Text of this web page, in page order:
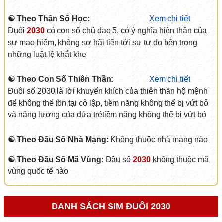
☯ Theo Thần Số Học:
Xem chi tiết
Đuôi 2030có con số chủ đạo 5, có ý nghĩa hiện thân của
sự mạo hiểm, không sợ hãi tiến tới sự tự do bên trong
những luật lệ khắt khe
☯ Theo Con Số Thiên Thần:
Xem chi tiết
Đuôi số 2030 là lời khuyến khích của thiên thần hộ mệnh
để không thể tồn tại cô lập, tiềm năng không thể bị vứt bỏ
và năng lượng của đứa trẻtiềm năng không thể bị vứt bỏ
☯ Theo Đầu Số Nhà Mạng: Không thuộc nhà mạng nào
☯ Theo Đầu Số Mã Vùng: Đầu số 2030không thuộc mã
vùng quốc tế nào
DANH SÁCH SIM ĐUÔI 2030